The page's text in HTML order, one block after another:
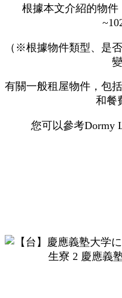
根據本文介紹的物件
（※根據物件類型、是
有關一般租屋物件，包
和餐
您可以參考Dormy